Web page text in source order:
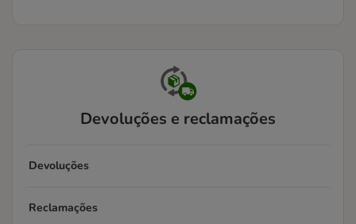
Devoluções e reclamações
Devoluções
Reclamações